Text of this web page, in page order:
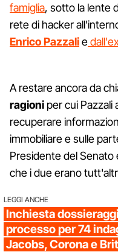
famiglia, sotto la lente
rete di hacker
Enrico Pazzalie
A restare ancora da
ragioni per cui
recuperare
immobiliare e sulle
Presidente del Senato
che i due erano
LEGGI ANCHE
Inchiesta
processo per 74
Jacobs, Corona e